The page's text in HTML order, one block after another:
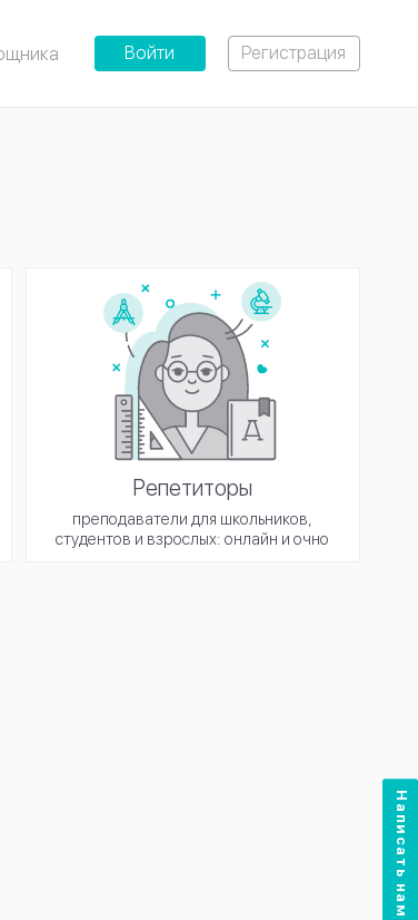
Войти Регистрация
Репетиторы
преподаватели для школьников,
студентов и взрослых: онлайн и очно
Написать нам